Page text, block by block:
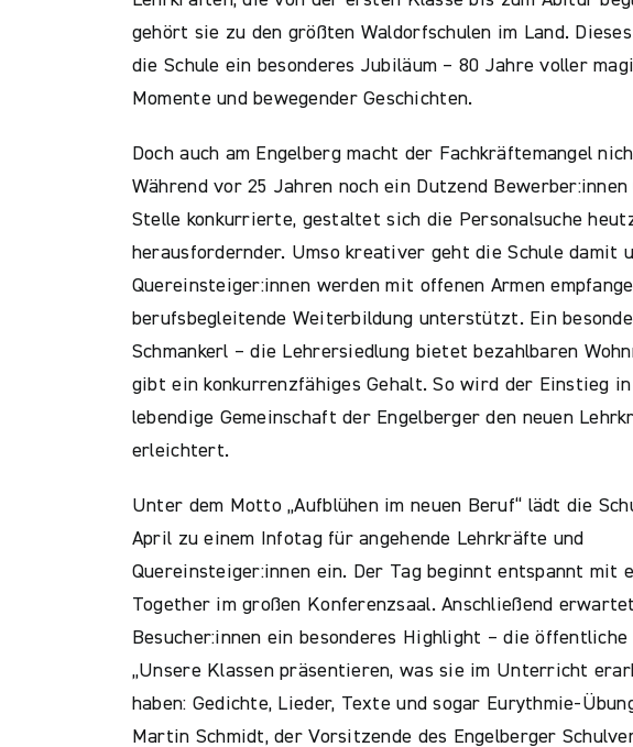
gehört sie zu den größten Waldorfschulen im Land.
die Schule ein besonderes Jubiläum – 80 Jahre voller
Momente und bewegender Geschichten.
Doch auch am Engelberg macht der Fachkräftemangel
Während vor 25 Jahren noch ein Dutzend Bewerber:innen
Stelle konkurrierte, gestaltet sich die Personalsuche
herausfordernder. Umso kreativer geht die Schule damit
Quereinsteiger:innen werden mit offenen Armen
berufsbegleitende Weiterbildung unterstützt. Ein
Schmankerl – die Lehrersiedlung bietet bezahlbaren
gibt ein konkurrenzfähiges Gehalt. So wird der Einstieg
lebendige Gemeinschaft der Engelberger den neuen
erleichtert.
Unter dem Motto „Aufblühen im neuen Beruf“ lädt die
April zu einem Infotag für angehende Lehrkräfte und
Quereinsteiger:innen ein. Der Tag beginnt entspannt mit
Together im großen Konferenzsaal. Anschließend
Besucher:innen ein besonderes Highlight – die
„Unsere Klassen präsentieren, was sie im Unterricht
haben: Gedichte, Lieder, Texte und sogar Eurythmie-
Martin Schmidt, der Vorsitzende des Engelberger